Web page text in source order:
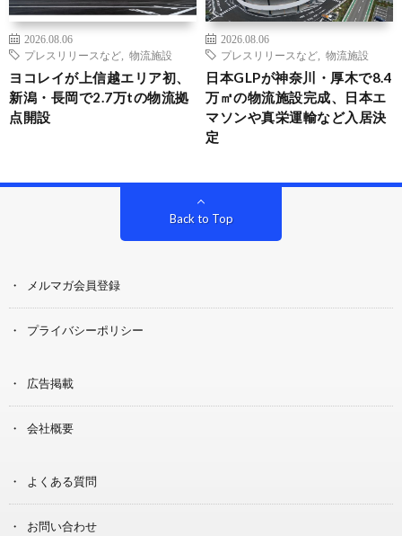
2026.08.06
プレスリリースなど
物流施設
ヨコレイが上信越エリア初、
新潟・長岡で2.7万tの物流拠
点開設
2026.08.06
プレスリリースなど
物流施設
日本GLPが神奈川・厚木で8.4
万㎡の物流施設完成、日本エ
マソンや真栄運輸など入居決
定
Back to Top
メルマガ会員登録
プライバシーポリシー
広告掲載
会社概要
よくある質問
お問い合わせ